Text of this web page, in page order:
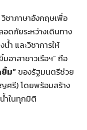
ชาภาษาอังกฤษเพื่อ
ดภัยระหว่างเดินทาง
ำ และวิชาการให้
อาสาชาวเรือฯ” ถือ
ม” ของรัฐมนตรีช่วย
ญศรี) โดยพร้อมสร้าง
ำในทุกมิติ